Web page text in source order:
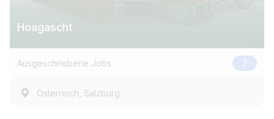
Hoagascht
Ausgeschriebene Jobs 2
Österreich, Salzburg